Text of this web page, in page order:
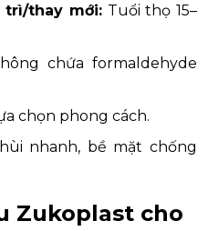
trì/thay mới: Tuổi thọ 15–
chứa formaldehyde
chọn phong cách.
nhanh, bề mặt chống
Zukoplast cho